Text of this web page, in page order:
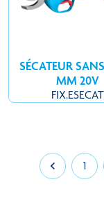
SÉCATEUR
MM 20V
FIX.ESECAT
 1